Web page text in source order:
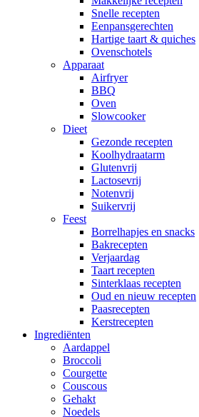
Snelle recepten
Eenpansgerechten
Hartige taart & quiches
Ovenschotels
Apparaat
Airfryer
BBQ
Oven
Slowcooker
Dieet
Gezonde recepten
Koolhydraatarm
Glutenvrij
Lactosevrij
Notenvrij
Suikervrij
Feest
Borrelhapjes en snacks
Bakrecepten
Verjaardag
Taart recepten
Sinterklaas recepten
Oud en nieuw recepten
Paasrecepten
Kerstrecepten
Ingrediënten
Aardappel
Broccoli
Courgette
Couscous
Gehakt
Noedels